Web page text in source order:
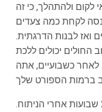
ולהתהלך, כי זה
לקחת כמה צעדים
ואז לבנות הדרגתית.
החולים יכולים ללכת
בנחת כמשך 60 דקות. לאחר כשבועיים, אתה
סביר להניח שתוכל לחזור לעבודה 2-3 שבועות אחרי הניתוח.